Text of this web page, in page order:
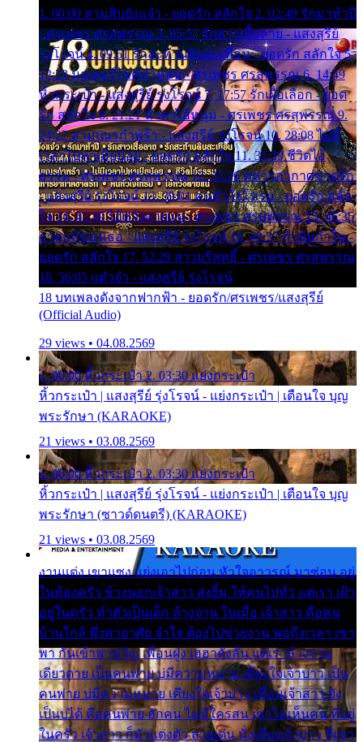
1. 00:00 สามสิบยังแจ๋ว - ยอดรัก สลักใจ 2. 02:49 รักมาห้าปี
- ศรเพชร ศรสุพรรณ 3. 05:57 รักสาวเสื้อลาย - แสงสุรีย์
รุ่งโรจน์ 4. 09:51 รักสะท้านดินสะเทือน - ยอดรัก สลักใจ 5.
12:23 มอเตอร์ไซค์ทำหล่น - ศรเพชร ศรสุพรรณ 6. 14:49
หิ้วกระเป๋า - แสงสุรีย์ รุ่งโรจน์ 7. 17:57 รักเผื่อเลือก - ยอด
รัก สลักใจ 8. 21:21 น้ำตาไอ้หนุ่ม - ศรเพชร ศรสุพรรณ 9.
24:27 สามเณรกำพร้า - แสงสุรีย์ รุ่งโรจน์ 10. 28:08 ไม่มี
เวลาไปหาเมียน้อย - ยอดรัก สลักใจ 11. 31:29 ชีวิตไอ้
ธรรม - ศรเพชร ศรสุพรรณ 12. 35:26 ทหารอากาศขาดรัก
- แสงสุรีย์ รุ่งโรจน์ 13. 39:01 คนหัวใจโทรม - ยอดรัก สลัก
ใจ 14. 42:49 ไอ้หวังตายแน่ - ศรเพชร ศรสุพรรณ 15. 46:35
ธาตุแท้ของเธอ - แสงสุรีย์ รุ่งโรจน์ 16. 49:57 กำนันกำใน -
ยอดรัก สลักใจ 17. 52:29 สาวบริสุทธิ์ - ศรเพชร ศรสุพรรณ
18. 56:05 แต๋วจ๋า - แสงสุรีย์ รุ่งโรจน์
18 บทเพลงดังจากฟากฟ้า - ยอดรัก/ศรเพชร/แสงสุรีย์
(Official Audio)
29 views • 04.08.2569
1. 00:00 หิ้วกระเป๋า 2. 03:30 แย่งกระเป๋า
หิ้วกระเป๋า | แสงสุรีย์ รุ่งโรจน์ - แย่งกระเป๋า | เตือนใจ บุญ
พระรักษา (KARAOKE)
21 views • 03.08.2569
1. 00:00 หิ้วกระเป๋า 2. 03:30 แย่งกระเป๋า
หิ้วกระเป๋า | แสงสุรีย์ รุ่งโรจน์ - แย่งกระเป๋า | เตือนใจ บุญ
พระรักษา (ซาวด์ดนตรี) (KARAOKE)
21 views • 03.08.2569
งานแต่ง เขาแซง แย่งเอาไปก่อน หัวใจอาวรณ์ มาซ่อน อยู่
ในห้องครัว ข้างนอกเจ้าสาว ส่งยิ้ม ให้คนไปทั่ว แต่เรา เฝ้า
อยู่ในครัว ทำตัวเป็นเด็ก ล้างจาน ในเมื่อ เจ้าสาว คือคน
บ้านใกล้ พึ่งพาอาศัย จำใจ ต้องไปช่วยงาน พอถึงเวลา เขา
พา กันเข้าพาขวัญ เพื่อนฝูง เฮฮาดังลั่น แต่เราล้างจาน
เดียวดาย เป็นคนพ่าย บ่มีความหมาย เคียงใจเจ้าบ่าว เป็น
คนพ่าย บ่มีความหมาย เคียงใจเจ้าบ่าว เพื่อนเจ้าสาว ยัง
เป็นบ่ได้ คือคนพ่าย ฮักคน ไม่มีใครสน เขาไม่เห็นคน ที่อยู่
ในครัว เจ้าสาว ก็มัวแต่งตัว สวยเด่น นั่งเคียงเจ้าบ่าว ที่เขา